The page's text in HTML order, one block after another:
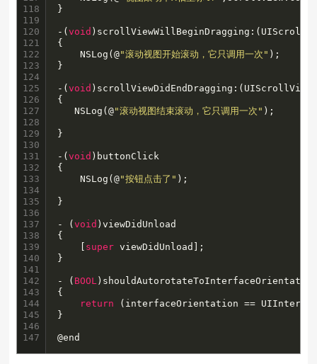
118
119
120
121
122
123
124
125
126
127
128
129
130
131
132
133
134
135
136
137
138
139
140
141
142
143
144
145
146
147
}
-(void
{
    NSLog(@
"滚动视图开始滚动，它只调用一次" );
}
-(void
{
   NSLog(@
"滚动视图结束滚动，它只调用一次" );
}
-(void )buttonClick
{
    NSLog(@
"按钮点击了" );
}
- (void )viewDidUnload
{
super viewDidUnload];
}
- ( BOOL
{
return (interfaceOrientation ==
}
@end